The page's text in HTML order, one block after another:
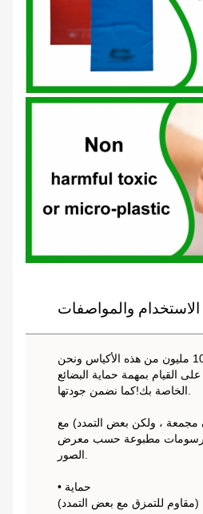
الاستخدام والمواصفات
لقد أنتجنا أكثر من 100 مليون من هذه الأكياس ونحن
القيام بمهمة حماية البضائع
الخاصة بك!كما نضمن جودتها.
، ولكن بعض التمدد) مع
ورسومات مطبوعة حسب معرض
الصور.
• حماية
(مقاوم للتمزق مع بعض التمدد)